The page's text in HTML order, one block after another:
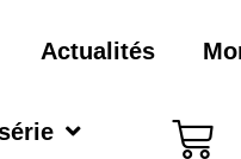
Actualités